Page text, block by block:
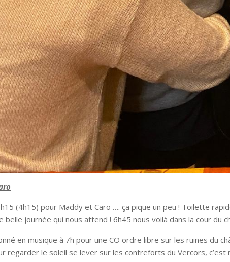
(4h15) pour Maddy et Caro …. ça pique un peu ! Toilette
belle journée qui nous attend ! 6h45 nous voilà dans la cour du
en musique à 7h pour une CO ordre libre sur les ruines du
regarder le soleil se lever sur les contreforts du Vercors, c’est